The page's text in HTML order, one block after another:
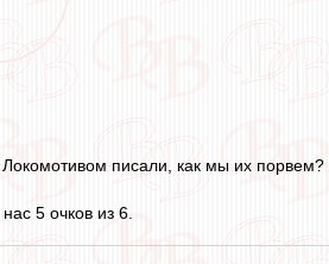
писали, как мы их порвем?
5 очков из 6.